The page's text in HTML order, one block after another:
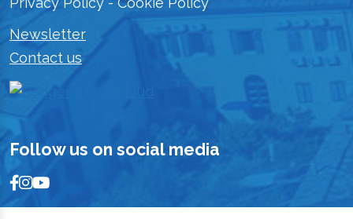
Newsletter
Contact us
Follow us on social media